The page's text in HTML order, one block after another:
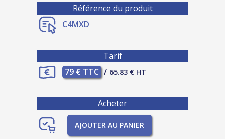
Référence du produit
C4MXD
Tarif
79 € TTC / 65.83 € HT
Acheter
AJOUTER AU PANIER